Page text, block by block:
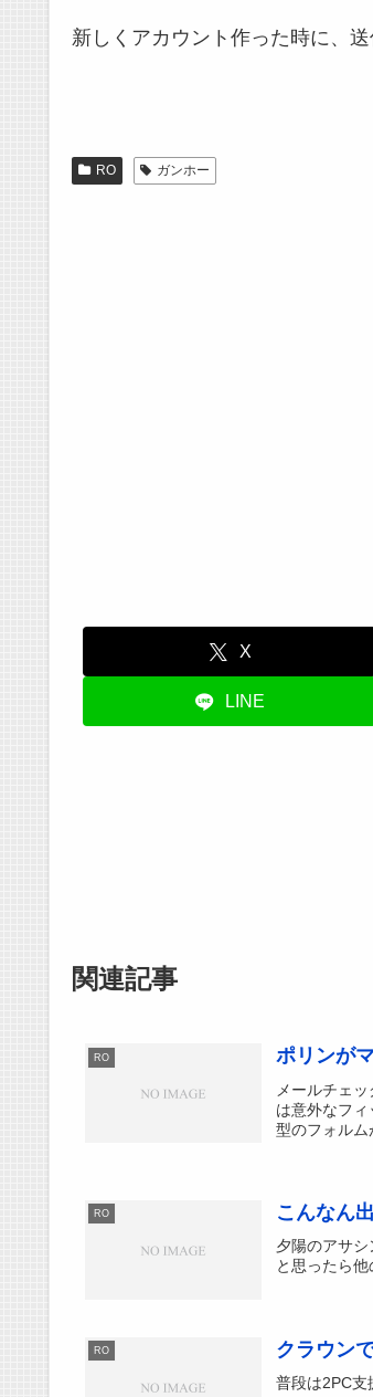
新しくアカウント作った時に、
RO ガンホー
X
LINE
関連記事
RO ポリンが
メールチェ
は意外なフ
型のフォルム
RO こんなん
夕陽のアサ
と思ったら
RO クラウン
普段は2PC支